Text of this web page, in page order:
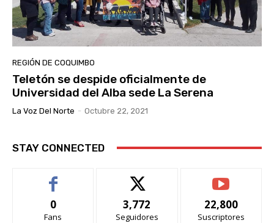
REGIÓN DE COQUIMBO
Teletón se despide oficialmente de
Universidad del Alba sede La Serena
La Voz Del Norte - Octubre 22, 2021
STAY CONNECTED
0
Fans
3,772
Seguidores
22,800
Suscriptores